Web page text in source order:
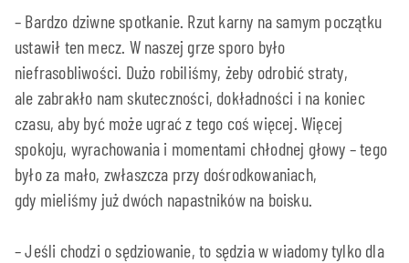
– Bardzo dziwne spotkanie. Rzut karny na samym początku
ustawił ten mecz. W naszej grze sporo było
niefrasobliwości. Dużo robiliśmy, żeby odrobić straty,
ale zabrakło nam skuteczności, dokładności i na koniec
czasu, aby być może ugrać z tego coś więcej. Więcej
spokoju, wyrachowania i momentami chłodnej głowy – tego
było za mało, zwłaszcza przy dośrodkowaniach,
gdy mieliśmy już dwóch napastników na boisku.
– Jeśli chodzi o sędziowanie, to sędzia w wiadomy tylko dla